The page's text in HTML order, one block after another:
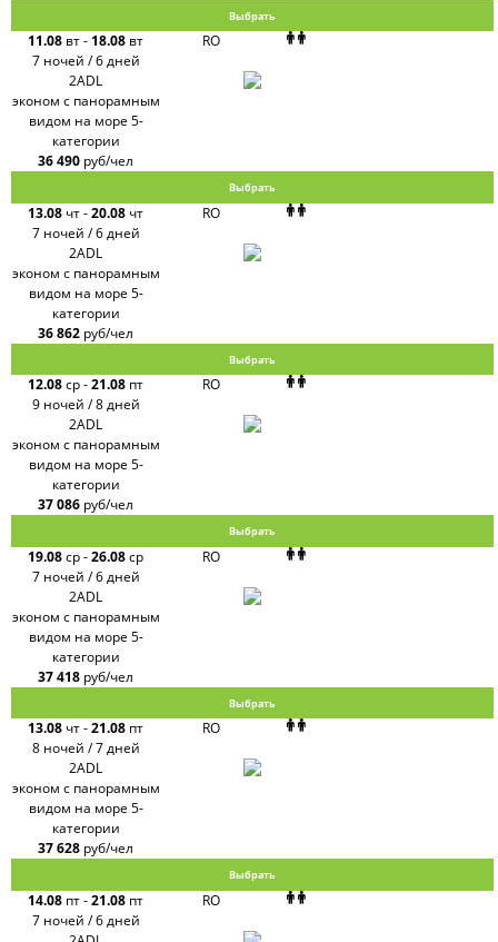
Выбрать
11.08 вт- 18.08 вт
7 ночей / 6 дней
RO
2ADL
эконом с панорамным
видом на море 5-
категории
36 490 руб/чел
Выбрать
13.08 чт-20.08 чт
7 ночей / 6 дней
RO
2ADL
эконом с панорамным
видом на море 5-
категории
36 862 руб/чел
Выбрать
12.08ср-21.08 пт
9 ночей / 8 дней
RO
2ADL
эконом с панорамным
видом на море 5-
категории
37 086 руб/чел
Выбрать
19.08ср-26.08ср
7 ночей / 6 дней
RO
2ADL
эконом с панорамным
видом на море 5-
категории
37 418 руб/чел
Выбрать
13.08 чт-21.08 пт
8 ночей / 7 дней
RO
2ADL
эконом с панорамным
видом на море 5-
категории
37 628 руб/чел
Выбрать
14.08 пт-21.08 пт
7 ночей / 6 дней
RO